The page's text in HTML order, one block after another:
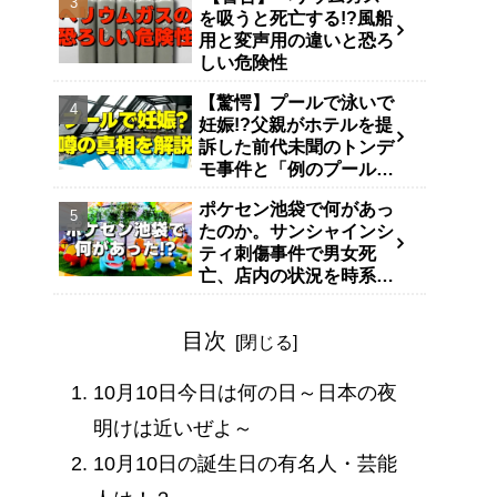
を吸うと死亡する!?風船
用と変声用の違いと恐ろ
しい危険性
【驚愕】プールで泳いで
妊娠!?父親がホテルを提
訴した前代未聞のトンデ
モ事件と「例のプール」
ポケセン池袋で何があっ
たのか。サンシャインシ
ティ刺傷事件で男女死
亡、店内の状況を時系列
目次
10月10日今日は何の日～日本の夜
明けは近いぜよ～
10月10日の誕生日の有名人・芸能